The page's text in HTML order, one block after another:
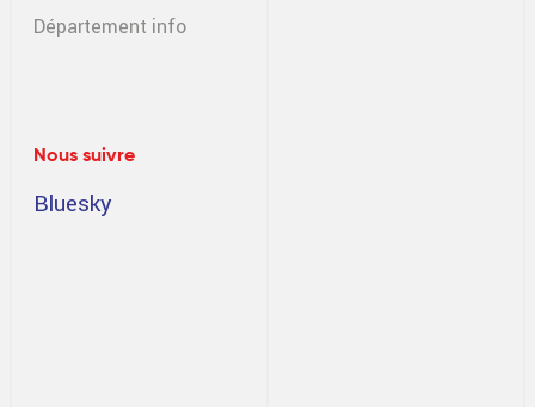
Département info
Nous suivre
Bluesky